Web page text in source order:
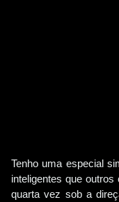
Tenho uma especial
inteligentes que
quarta vez sob a